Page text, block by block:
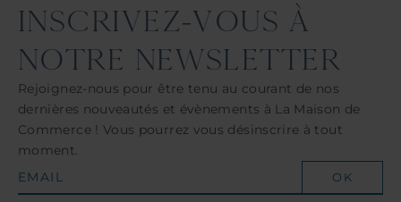
INSCRIVEZ-VOUS À
NOTRE NEWSLETTER
Rejoignez-nous pour être tenu au courant de nos
dernières nouveautés et évènements à La Maison de
Commerce ! Vous pourrez vous désinscrire à tout
moment.
OK